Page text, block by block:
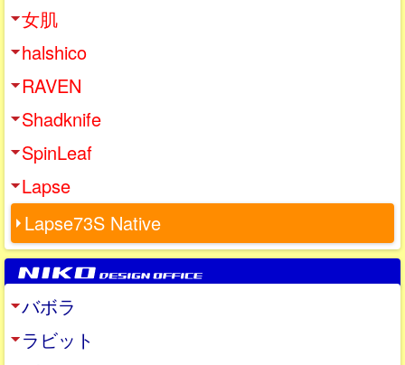
女肌
halshico
RAVEN
Shadknife
SpinLeaf
Lapse
Lapse73S Native
バボラ
ラビット